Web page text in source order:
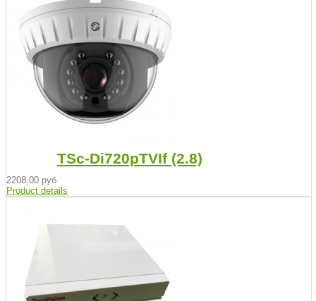
TSc-Di720pTVIf (2.8)
2208,00 руб
Product details